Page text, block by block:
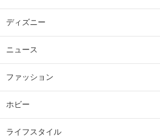
ディズニー
ニュース
ファッション
ホビー
ライフスタイル